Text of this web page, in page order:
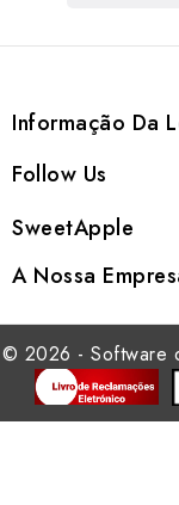
Informação Da
Follow Us
SweetApple
A Nossa
© 2026 - Software